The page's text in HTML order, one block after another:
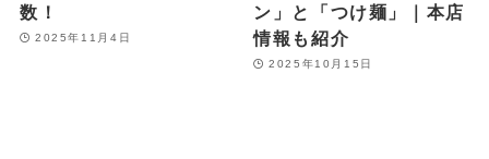
数！
2025年11月4日
ン」と「つけ麺」｜本店
情報も紹介
2025年10月15日